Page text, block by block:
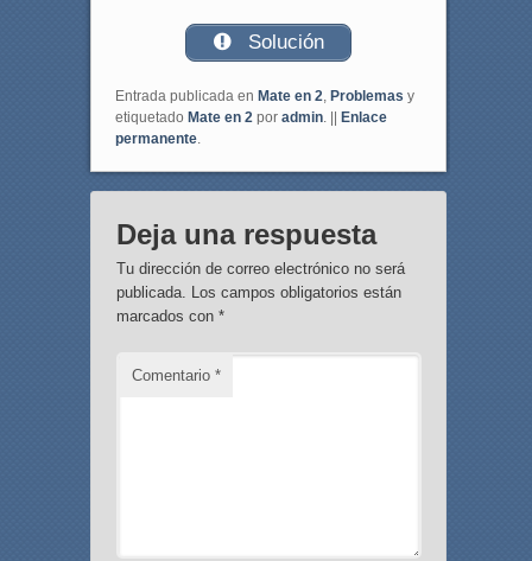
Solución
Entrada publicada en Mate en 2, Problemas y
etiquetado Mate en 2por admin. ||
Enlace
permanente.
Deja una respuesta
Tu dirección de correo electrónico no será
publicada. Los campos obligatorios están
marcados con *
Comentario *